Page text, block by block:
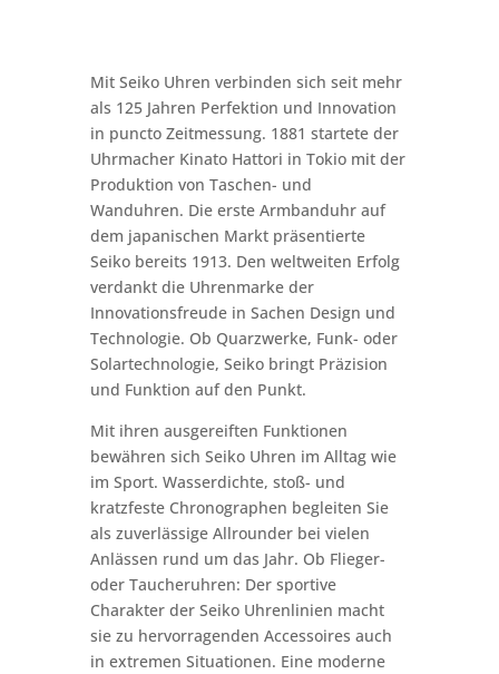
Mit Seiko Uhren verbinden sich seit mehr
als 125 Jahren Perfektion und Innovation
in puncto Zeitmessung. 1881 startete der
Uhrmacher Kinato Hattori in Tokio mit der
Produktion von Taschen- und
Wanduhren. Die erste Armbanduhr auf
dem japanischen Markt präsentierte
Seiko bereits 1913. Den weltweiten Erfolg
verdankt die Uhrenmarke der
Innovationsfreude in Sachen Design und
Technologie. Ob Quarzwerke, Funk- oder
Solartechnologie, Seiko bringt Präzision
und Funktion auf den Punkt.
Mit ihren ausgereiften Funktionen
bewähren sich Seiko Uhren im Alltag wie
im Sport. Wasserdichte, stoß- und
kratzfeste Chronographen begleiten Sie
als zuverlässige Allrounder bei vielen
Anlässen rund um das Jahr. Ob Flieger-
oder Taucheruhren: Der sportive
Charakter der Seiko Uhrenlinien macht
sie zu hervorragenden Accessoires auch
in extremen Situationen. Eine moderne